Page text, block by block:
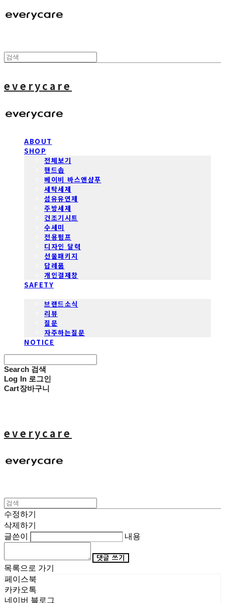
everycare
ABOUT
SHOP
전체보기
핸드솝
베이비 바스앤샴푸
세탁세제
섬유유연제
주방세제
건조기시트
수세미
전용펌프
디자인 달력
선물패키지
답례품
개인결제창
SAFETY
브랜드소식
리뷰
질문
자주하는질문
NOTICE
Search 검색
Log In 로그인
Cart장바구니
everycare
수정하기
삭제하기
글쓴이
내용
댓글 쓰기
목록으로 가기
페이스북
카카오톡
네이버 블로그